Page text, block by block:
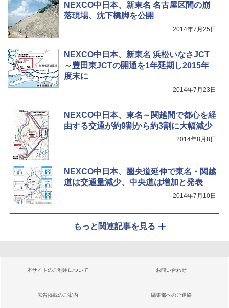
NEXCO中日本、新東名 名古屋区間の崩
落現場、沈下橋脚を公開
2014年7月25日
NEXCO中日本、新東名 浜松いなさJCT
～豊田東JCTの開通を1年延期し2015年
度末に
2014年7月23日
NEXCO中日本、東名～関越間で都心を経
由する交通が約9割から約3割に大幅減少
2014年8月8日
NEXCO中日本、圏央道延伸で東名・関越
道は交通量減少、中央道は増加と発表
2014年7月10日
もっと関連記事を見る
本サイトのご利用について お問い合わせ
広告掲載のご案内 編集部へのご連絡